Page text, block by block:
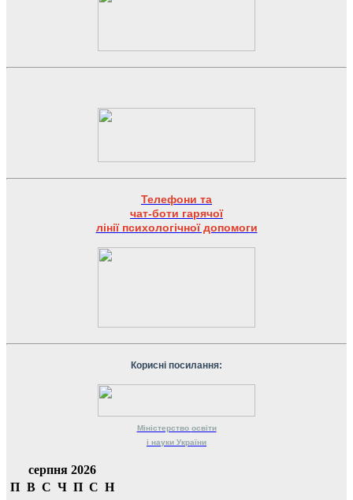
Телефони та
чат-боти гарячої
лінії психологічної допомоги
Корисні посилання:
Міністерство освіти
і науки України
серпня 2026
П В С Ч П С Н